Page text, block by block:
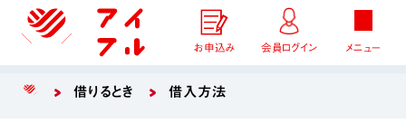
お申込み 会員ログイン メニュー
借りるとき 借入方法